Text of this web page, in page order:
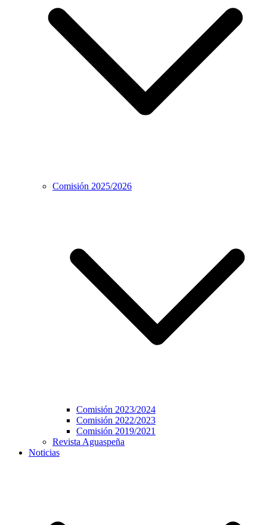
Comisión 2025/2026
Comisión 2023/2024
Comisión 2022/2023
Comisión 2019/2021
Revista Aguaspeña
Noticias